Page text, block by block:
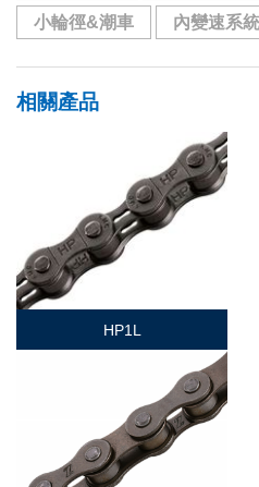
小輪徑&潮車 內變速系統
相關產品
HP1L